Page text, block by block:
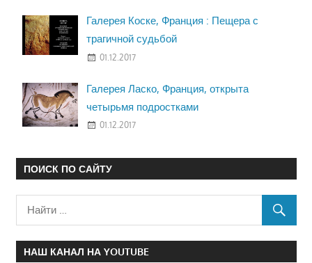
Галерея Коске, Франция : Пещера с
трагичной судьбой
01.12.2017
Галерея Ласко, Франция, открыта
четырьмя подростками
01.12.2017
ПОИСК ПО САЙТУ
НАШ КАНАЛ НА YOUTUBE